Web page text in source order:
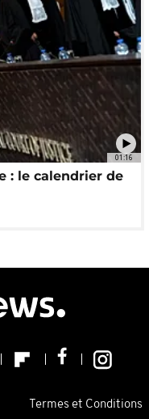
01:16
: le calendrier de
Termes et Conditions